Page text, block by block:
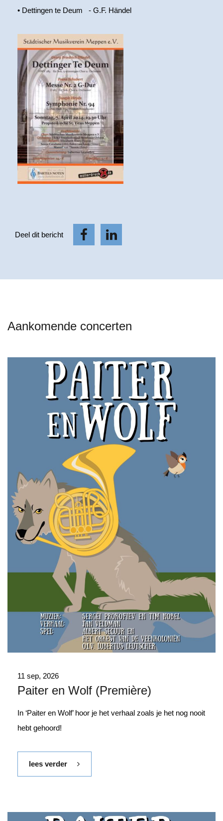
• Dettingen te Deum - G.F. Händel
Deel dit bericht
Aankomende concerten
11 sep, 2026
Paiter en Wolf (Première)
In ‘Paiter en Wolf’ hoor je het verhaal zoals je het nog nooit
hebt gehoord!
lees verder